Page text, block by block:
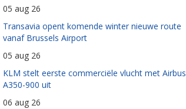
05 aug 26
Transavia opent komende winter nieuwe route
vanaf Brussels Airport
05 aug 26
KLM stelt eerste commerciële vlucht met Airbus
A350-900 uit
06 aug 26